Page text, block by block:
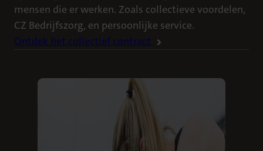
mensen die er werken. Zoals collectieve voordelen,
CZ Bedrijfszorg, en persoonlijke service.
Ontdek het collectief contract